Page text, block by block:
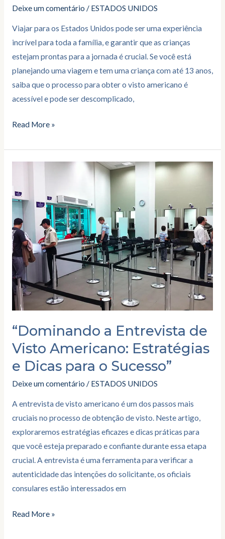
Deixe um comentário / ESTADOS UNIDOS
Viajar para os Estados Unidos pode ser uma experiência
incrível para toda a família, e garantir que as crianças
estejam prontas para a jornada é crucial. Se você está
planejando uma viagem e tem uma criança com até 13 anos,
saiba que o processo para obter o visto americano é
acessível e pode ser descomplicado,
Read More »
“Dominando a Entrevista de
Visto Americano: Estratégias
e Dicas para o Sucesso”
Deixe um comentário / ESTADOS UNIDOS
A entrevista de visto americano é um dos passos mais
cruciais no processo de obtenção de visto. Neste artigo,
exploraremos estratégias eficazes e dicas práticas para
que você esteja preparado e confiante durante essa etapa
crucial. A entrevista é uma ferramenta para verificar a
autenticidade das intenções do solicitante, os oficiais
consulares estão interessados em
Entrevista
Visto
Americano:
Estratégias
e
Dicas
para
o
Sucesso”
Read More »